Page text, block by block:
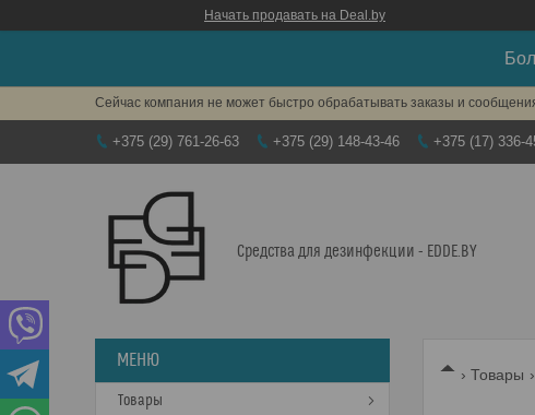
Начать продавать на Deal.by
Сейчас компания не может быстро обрабатывать заказы и
+375 (29) 761-26-63 +375 (29) 148-43-46 +375 (17) 336-
Средства для дезинфекции - EDDE.BY
Товары
Товары